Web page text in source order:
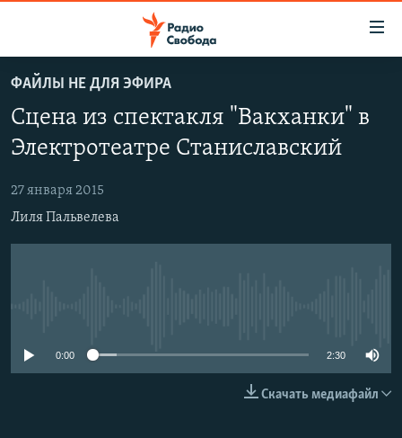
упрощенного
доступа
Вернуться
содержанию
Вернутся
поиску
ПРОГРАММЫ
ПОДКАСТЫ
АВТОРСКИЕ ПРОЕКТЫ
ЦИТАТЫ СВОБОДЫ
МНЕНИЯ
СЕВЕР.РЕАЛИИ
ФАЙЛЫ НЕ ДЛЯ ЭФИРА
Сцена из спектакля "Вакханки" в
Электротеатре Станиславский
27 января 2015
Лиля Пальвелева
0:00 2:30
Скачать медиафайл